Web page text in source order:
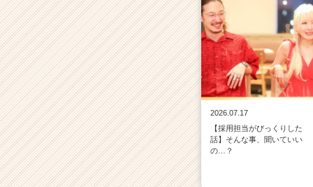
2026.07.17
【採用担当がびっくりした
話】そんな事、聞いていい
の…？